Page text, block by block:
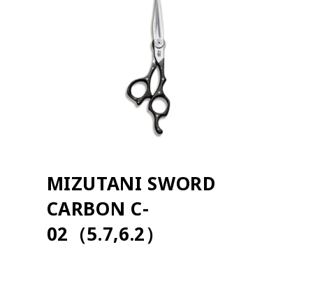
MIZUTANI SWORD
CARBON C-
02（5.7,6.2）